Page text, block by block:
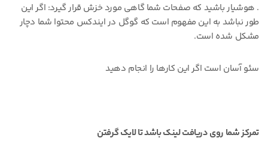
. هوشیار باشید که صفحات شما گاهی مورد خزش قرار گیرد: اگر این
طور نباشد به این مفهوم است که گوگل در ایندکس محتوا شما دچار
مشکل شده است.
سئو آسان است اگر این کارها را انجام دهید
تمرکز شما روی دریافت لینک باشد تا لایک گرفتن